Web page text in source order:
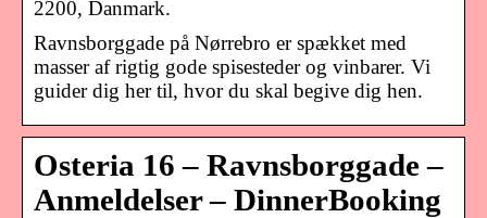
2200, Danmark.
Ravnsborggade på Nørrebro er spækket med
masser af rigtig gode spisesteder og vinbarer. Vi
guider dig her til, hvor du skal begive dig hen.
Osteria 16 – Ravnsborggade –
Anmeldelser – DinnerBooking